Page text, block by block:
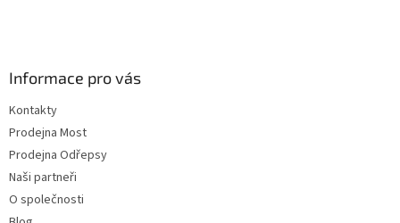
Informace pro vás
Kontakty
Prodejna Most
Prodejna Odřepsy
Naši partneři
O společnosti